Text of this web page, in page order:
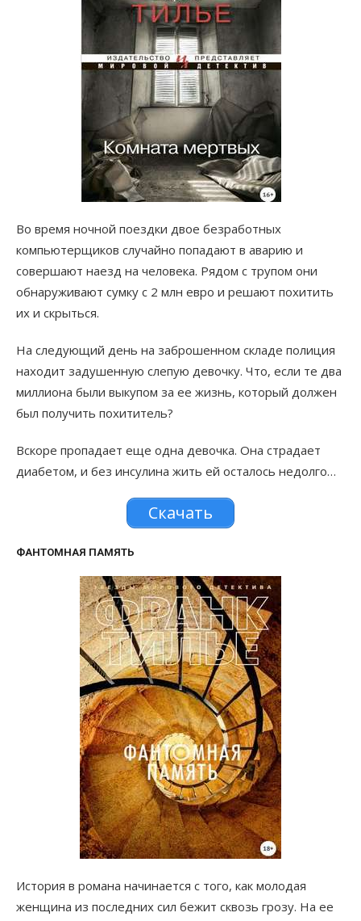
Во время ночной поездки двое безработных
компьютерщиков случайно попадают в аварию и
совершают наезд на человека. Рядом с трупом они
обнаруживают сумку с 2 млн евро и решают похитить
их и скрыться.
На следующий день на заброшенном складе полиция
находит задушенную слепую девочку. Что, если те два
миллиона были выкупом за ее жизнь, который должен
был получить похититель?
Вскоре пропадает еще одна девочка. Она страдает
диабетом, и без инсулина жить ей осталось недолго…
Скачать
ФАНТОМНАЯ ПАМЯТЬ
История в романа начинается с того, как молодая
женщина из последних сил бежит сквозь грозу. На ее